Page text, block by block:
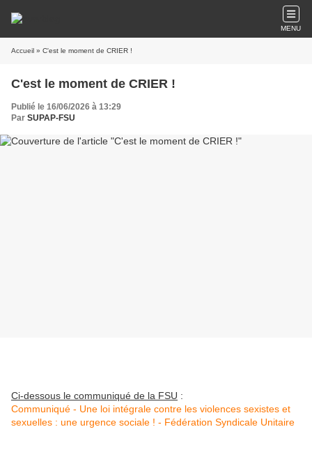
MENU
Accueil » C'est le moment de CRIER !
C'est le moment de CRIER !
Publié le 16/06/2026 à 13:29
Par SUPAP-FSU
Ci-dessous le communiqué de la FSU :
Communiqué - Une loi intégrale contre les violences sexistes et
sexuelles : une urgence sociale ! - Fédération Syndicale Unitaire